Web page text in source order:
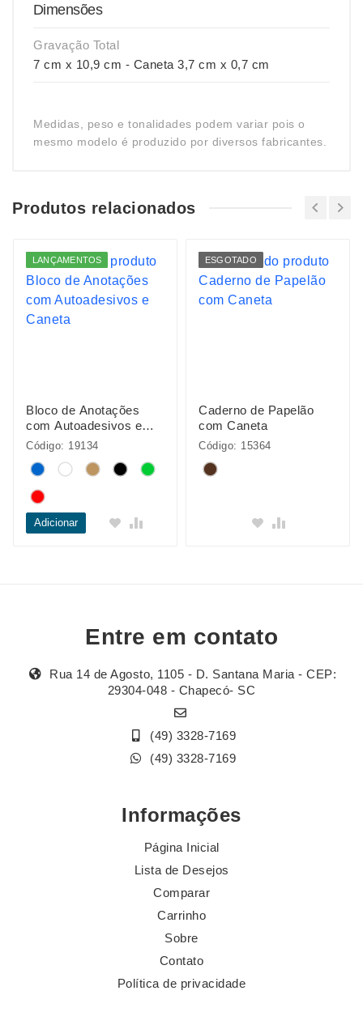
Dimensões
Gravação Total
7 cm x 10,9 cm - Caneta 3,7 cm x 0,7 cm
Medidas, peso e tonalidades podem variar pois o
mesmo modelo é produzido por diversos fabricantes.
Produtos relacionados
LANÇAMENTOS
Bloco de Anotações
com Autoadesivos e
Caneta
Código: 19134
Adicionar
ESGOTADO
Caderno de Papelão
com Caneta
Código: 15364
Entre em contato
Rua 14 de Agosto, 1105 - D. Santana Maria - CEP:
29304-048 - Chapecó- SC
(49) 3328-7169
(49) 3328-7169
Informações
Página Inicial
Lista de Desejos
Comparar
Carrinho
Sobre
Contato
Política de privacidade